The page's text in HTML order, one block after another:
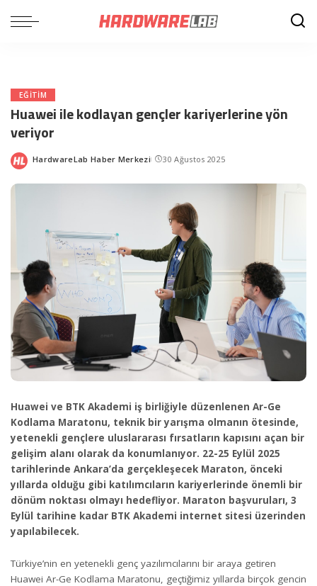
EĞITIM
Huawei ile kodlayan gençler kariyerlerine yön
veriyor
Posted
HardwareLab Haber Merkezi 30 Ağustos 2025
Huawei ve BTK Akademi iş birliğiyle düzenlenen Ar-Ge
Kodlama Maratonu, teknik bir yarışma olmanın ötesinde,
yetenekli gençlere uluslararası fırsatların kapısını açan bir
gelişim alanı olarak da konumlanıyor. 22-25 Eylül 2025
tarihlerinde Ankara’da gerçekleşecek Maraton, önceki
yıllarda olduğu gibi katılımcıların kariyerlerinde önemli bir
dönüm noktası olmayı hedefliyor. Maraton başvuruları, 3
Eylül tarihine kadar BTK Akademi internet sitesi üzerinden
yapılabilecek.
Türkiye’nin en yetenekli genç yazılımcılarını bir araya getiren
Huawei Ar-Ge Kodlama Maratonu, geçtiğimiz yıllarda birçok gencin